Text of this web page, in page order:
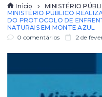
Início
MINISTÉRIO
MINISTÉRIO PÚBLICO
DO PROTOCOLO DE
NATURAIS EM MONTE AZUL
0 comentários
2 de